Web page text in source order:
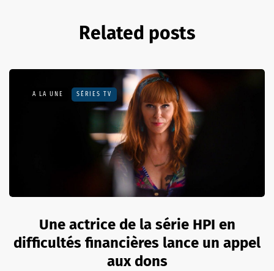
Related posts
A LA UNE SÉRIES TV
Une actrice de la série HPI en
difficultés financières lance un appel
aux dons